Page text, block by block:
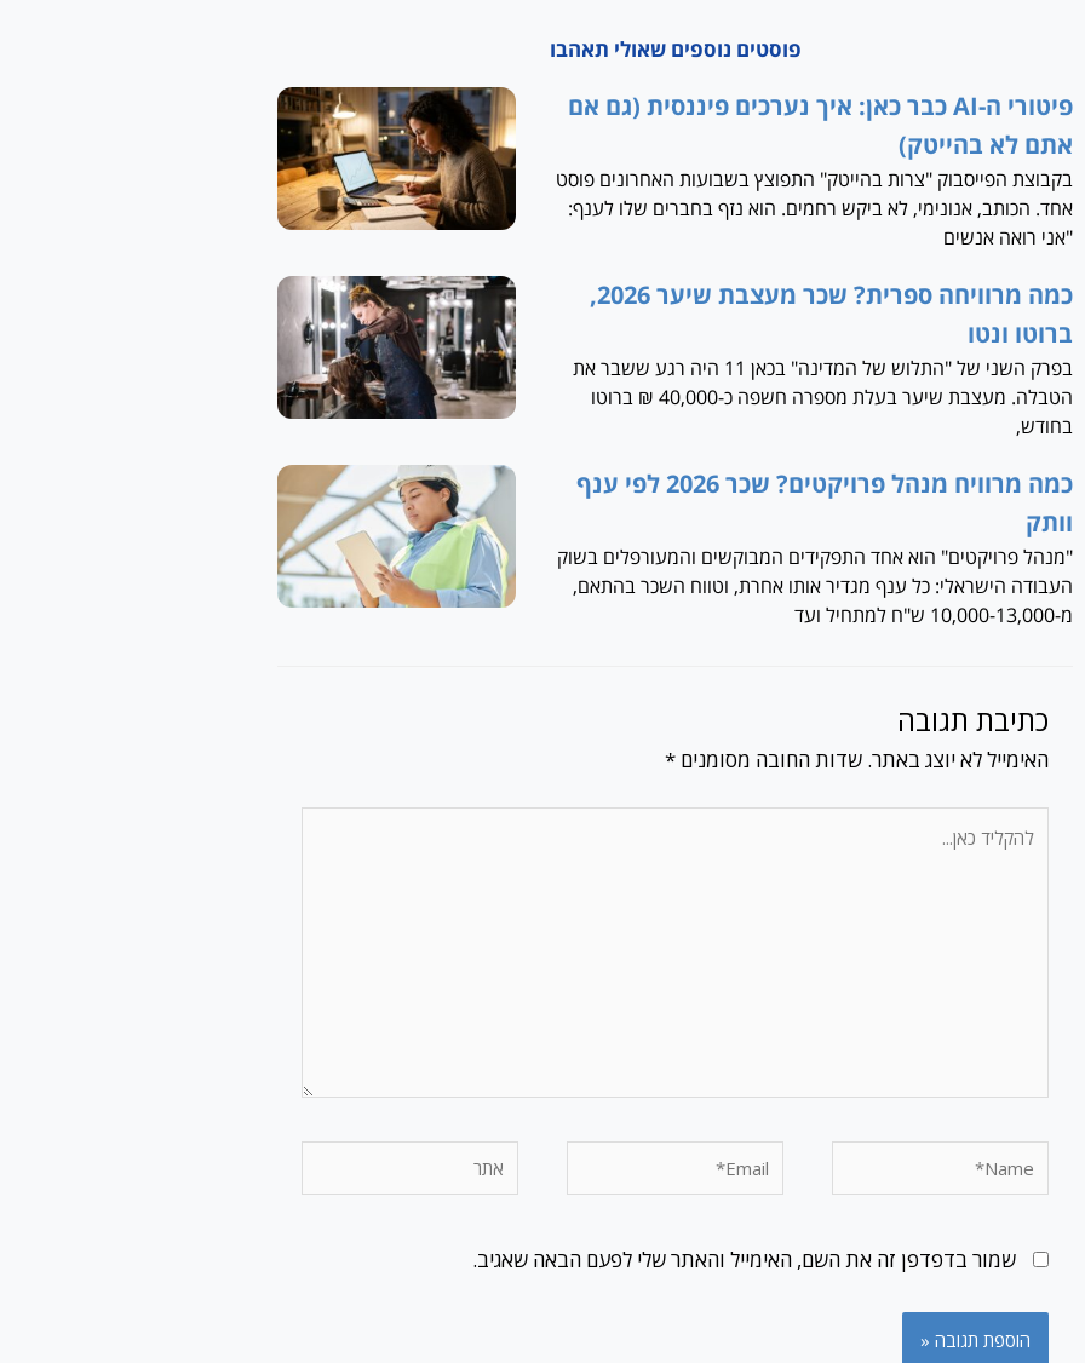
פוסטים נוספים שאולי תאהבו
פיטורי ה-AI כבר כאן: איך נערכים פיננסית (גם אם
אתם לא בהייטק)
בקבוצת הפייסבוק "צרות בהייטק" התפוצץ בשבועות האחרונים פוסט
אחד. הכותב, אנונימי, לא ביקש רחמים. הוא נזף בחברים שלו לענף:
"אני רואה אנשים
כמה מרוויחה ספרית? שכר מעצבת שיער 2026,
ברוטו ונטו
בפרק השני של "התלוש של המדינה" בכאן 11 היה רגע ששבר את
הטבלה. מעצבת שיער בעלת מספרה חשפה כ-40,000 ₪ ברוטו
בחודש,
כמה מרוויח מנהל פרויקטים? שכר 2026 לפי ענף
וותק
"מנהל פרויקטים" הוא אחד התפקידים המבוקשים והמעורפלים בשוק
העבודה הישראלי: כל ענף מגדיר אותו אחרת, וטווח השכר בהתאם,
מ-10,000-13,000 ש"ח למתחיל ועד
כתיבת תגובה
האימייל לא יוצג באתר. שדות החובה מסומנים *
Name*
Email* אתר
שמור בדפדפן זה את השם, האימייל והאתר שלי לפעם הבאה שאגיב.